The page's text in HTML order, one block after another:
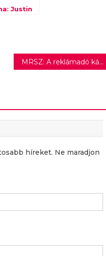
Justin
MRSZ: A reklámadó káros a teljes magyar gazdaságra és visszavezetését nem támogatják
híreket. Ne maradjon